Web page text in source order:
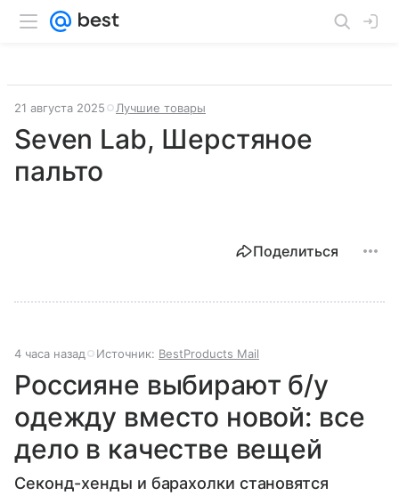
21 августа 2025 Лучшие товары
Seven Lab, Шерстяное
пальто
Поделиться
4 часа назад Источник: BestProducts Mail
Россияне выбирают б/у
одежду вместо новой: все
дело в качестве вещей
Секонд-хенды и барахолки становятся